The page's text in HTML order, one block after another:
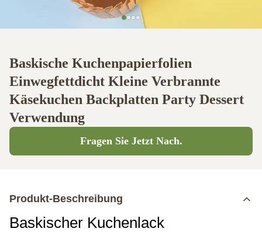
Baskische Kuchenpapierfolien
Einwegfettdicht Kleine Verbrannte
Käsekuchen Backplatten Party Dessert
Verwendung
Fragen Sie Jetzt Nach.
Produkt-Beschreibung
Baskischer Kuchenlack